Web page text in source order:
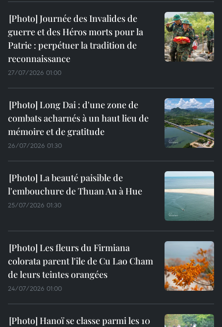
Journée des Invalides de
guerre et des Héros morts pour la
Patrie : perpétuer la tradition de
reconnaissance
27/07/2026 01:00
Long Dai : d'une zone de
combats acharnés à un haut lieu de
mémoire et de gratitude
26/07/2026 01:30
La beauté paisible de
l'embouchure de Thuan An à Hue
25/07/2026 01:30
Les fleurs du Firmiana
colorata parent l'île de Cu Lao Cham
de leurs teintes orangées
24/07/2026 01:00
Hanoï se classe parmi les 10